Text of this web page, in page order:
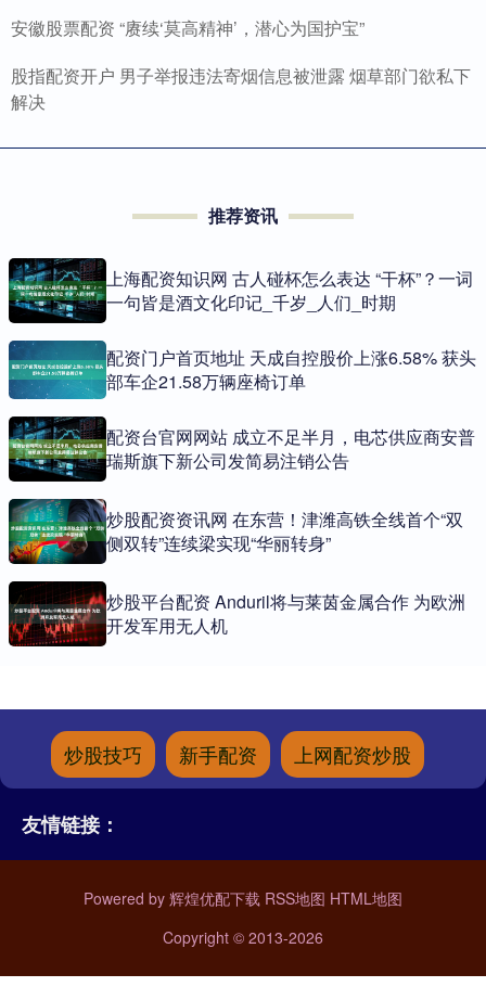
安徽股票配资 “赓续‘莫高精神’，潜心为国护宝”
股指配资开户 男子举报违法寄烟信息被泄露 烟草部门欲私下
解决
推荐资讯
上海配资知识网 古人碰杯怎么表达 “干杯”？一词
一句皆是酒文化印记_千岁_人们_时期
配资门户首页地址 天成自控股价上涨6.58% 获头
部车企21.58万辆座椅订单
配资台官网网站 成立不足半月，电芯供应商安普
瑞斯旗下新公司发简易注销公告
炒股配资资讯网 在东营！津潍高铁全线首个“双
侧双转”连续梁实现“华丽转身”
炒股平台配资 Anduril将与莱茵金属合作 为欧洲
开发军用无人机
炒股技巧 新手配资 上网配资炒股
友情链接：
Powered by 辉煌优配下载 RSS地图 HTML地图
Copyright © 2013-2026